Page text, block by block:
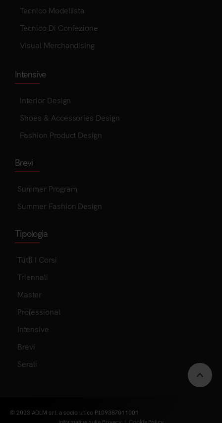
Tecnico Modellista
Tecnico Di Confezione
Visual Merchandising
Intensive
Interior Design
Shoes & Accessories Design
Fashion Product Design
Brevi
Summer Program
Summer Fashion Design
Tipologia
Tutti I Corsi
Triennali
Master
Professional
Intensive
Brevi
Serali
© 2023 ADLM s.r.l. a socio unico P.I.09387011001
Informativa sulla Privacy| Cookie Policy